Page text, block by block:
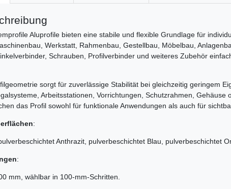
Aluprofile bieten eine stabile und flexible Grundlage für
Werkstatt, Rahmenbau, Gestellbau, Möbelbau,
Schrauben, Profilverbinder und weiteres Zubehör
sorgt für zuverlässige Stabilität bei gleichzeitig geringem
Arbeitsstationen, Vorrichtungen, Schutzrahmen,
das Profil sowohl für funktionale Anwendungen als auch für
:
Anthrazit, pulverbeschichtet Blau, pulverbeschichtet
:
mm, wählbar in 100-mm-Schritten.